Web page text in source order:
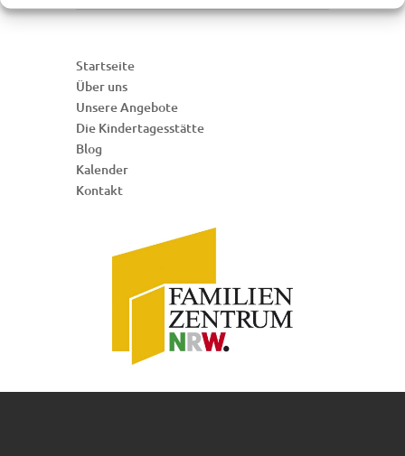
Startseite
Über uns
Unsere Angebote
Die Kindertagesstätte
Blog
Kalender
Kontakt